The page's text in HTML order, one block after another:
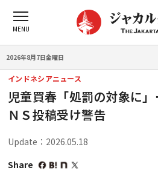
2026年8月7日金曜日
インドネシアニュース
児童買春「処罰の対象に
ＮＳ投稿受け警告
Update：2026.05.18
Share